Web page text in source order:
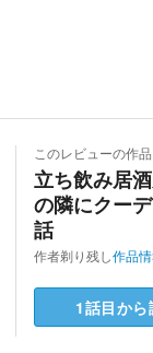
このレビューの作品
立ち飲み居
の隣にクー
話
作者剃り残し作品
1話目から